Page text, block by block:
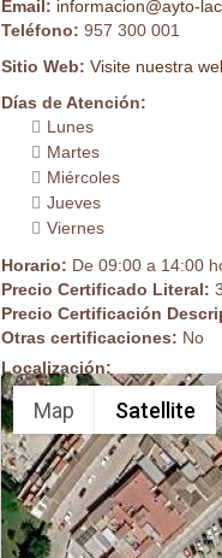
Email: informacion@ayto-
Teléfono: 957 300 001
Sitio Web: Visite nuestra
Días de Atención:
Lunes
Martes
Miércoles
Jueves
Viernes
Horario: De 09:00 a 14:00
Precio Certificado Literal:
Precio Certificación
Otras certificaciones: No
Localización:
Map Satellite